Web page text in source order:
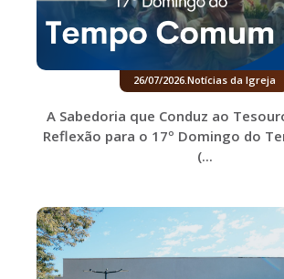
26/07/2026 Notícias da Igreja
A Sabedoria que Conduz ao
Reflexão para o 17º Domingo do
(...